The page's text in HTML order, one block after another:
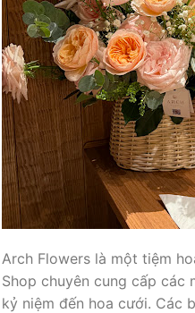
Arch Flowers là một tiệm
Shop chuyên cung cấp các
kỷ niệm đến hoa cưới. Các